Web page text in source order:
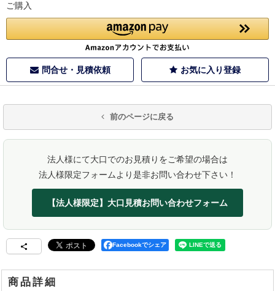
ご購入
問合せ・見積依頼 お気に入り登録
前のページに戻る
法人様にて大口でのお見積りをご希望の場合は
法人様限定フォームより是非お問い合わせ下さい！
【法人様限定】大口見積お問い合わせフォーム
Facebookでシェア
商品詳細